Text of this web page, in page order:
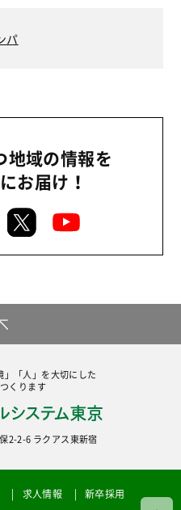
パ
地域の情報を
お届け！
」「人」を大切にした
くります
2-2-6 ラクアス東新宿
求人情報
新卒採用